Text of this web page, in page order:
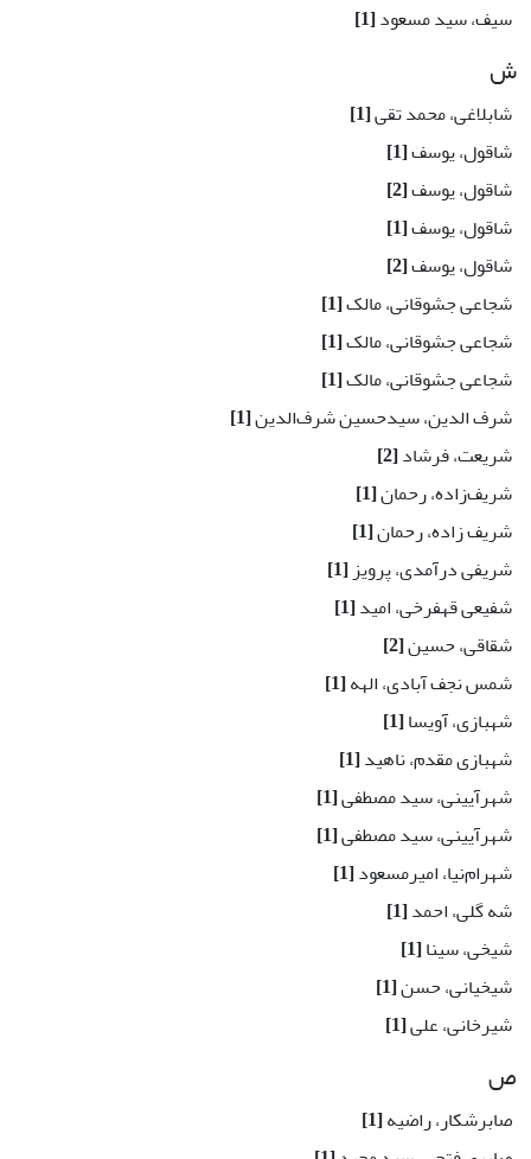
سیف، سید مسعود[1]
ش
شابلاغی، محمد تقی[1]
شاقول، یوسف[1]
شاقول، یوسف[2]
شاقول، یوسف[1]
شاقول، یوسف[2]
شجاعی جشوقانی، مالک[1]
شجاعی جشوقانی، مالک[1]
شجاعی جشوقانی، مالک[1]
شرف الدین، سیدحسین شرف‌الدین[1]
شریعت، فرشاد[2]
شریف‌زاده، رحمان[1]
شریف زاده، رحمان[1]
شریفی درآمدی، پرویز[1]
شفیعی قهفرخی، امید[1]
شقاقی، حسین[2]
شمس نجف آبادی، الهه[1]
شهبازی، آویسا[1]
شهبازی مقدم، ناهید[1]
شهرآیینی، سید مصطفی[1]
شهرآیینی، سید مصطفی[1]
شهرام‌نیا، امیرمسعود[1]
شه گلی، احمد[1]
شیخی، سینا[1]
شیخیانی، حسن[1]
شیرخانی، علی[1]
ص
صابرشکار، راضیه[1]